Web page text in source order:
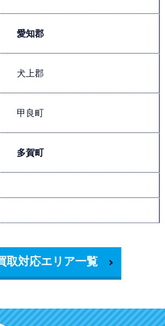
愛知郡
犬上郡
甲良町
多賀町
取対応エリア一覧